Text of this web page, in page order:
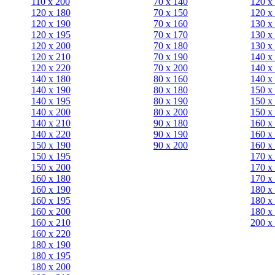
120 x 180
120 х 190
120 х 195
120 х 200
120 x 210
120 x 220
140 x 180
140 х 190
140 х 195
140 х 200
140 x 210
140 x 220
150 х 190
150 х 195
150 х 200
160 x 180
160 х 190
160 х 195
160 х 200
160 x 210
160 x 220
180 х 190
180 х 195
180 х 200
70 х 150
70 х 160
70 х 170
70 х 180
70 х 190
70 х 200
80 х 160
80 х 180
80 x 190
80 x 200
90 х 180
90 x 190
90 x 200
120 х
130 х
130 х
130 х
140 х
140 х
140 х
150 х
150 х
150 х
160 х
160 х
160 х
170 х
170 х
170 х
180 х
180 х
180 х
200 x